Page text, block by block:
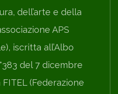
dell’arte e della
APS
iscritta all’Albo
del 7 dicembre
(Federazione